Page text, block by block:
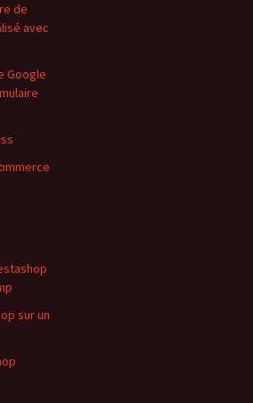
de
avec
Google
sur un